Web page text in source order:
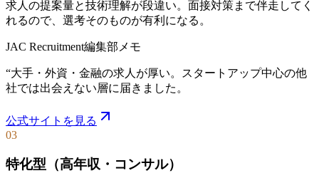
求人の提案量と技術理解が段違い。面接対策まで伴走してく
れるので、選考そのものが有利になる。
JAC Recruitment編集部メモ
“大手・外資・金融の求人が厚い。スタートアップ中心の他
社では出会えない層に届きました。
公式サイトを見る
03
特化型（高年収・コンサル）